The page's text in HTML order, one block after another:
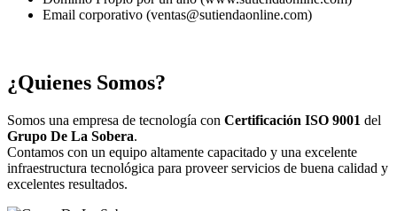
Email corporativo (ventas@sutiendaonline.com)
¿Quienes Somos?
Somos una empresa de tecnología con Certificación ISO 9001 del
Grupo De La Sobera.
Contamos con un equipo altamente capacitado y una excelente
infraestructura tecnológica para proveer servicios de buena calidad y
excelentes resultados.